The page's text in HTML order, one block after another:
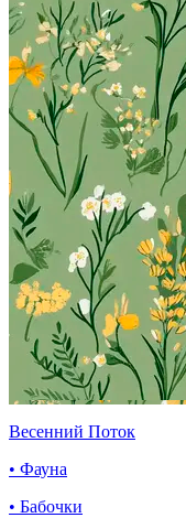
Весенний Поток
• Фауна
• Бабочки